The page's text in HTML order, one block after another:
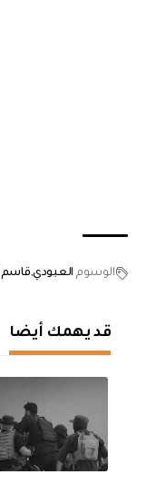
الوسوم العبودي قاسم
قد يهمك أيضا